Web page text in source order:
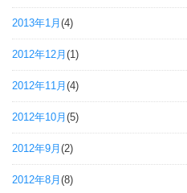
2013年1月 (4)
2012年12月 (1)
2012年11月 (4)
2012年10月 (5)
2012年9月 (2)
2012年8月 (8)